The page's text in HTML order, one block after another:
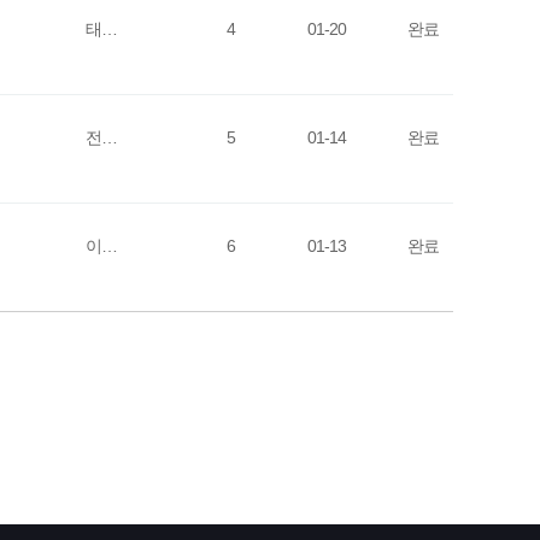
태… 4 01-20 완료
전… 5 01-14 완료
이… 6 01-13 완료